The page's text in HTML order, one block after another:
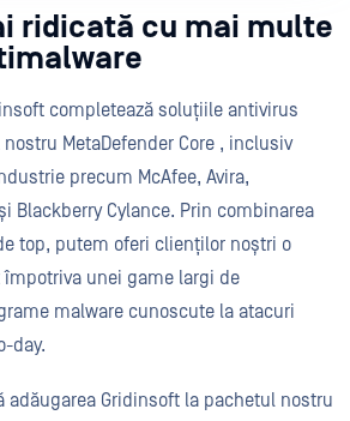
ridicată cu mai multe
completează soluțiile antivirus
MetaDefender Core , inclusiv
precum McAfee, Avira,
Blackberry Cylance. Prin combinarea
top, putem oferi clienților noștri o
unei game largi de
malware cunoscute la atacuri
day.
adăugarea Gridinsoft la pachetul nostru